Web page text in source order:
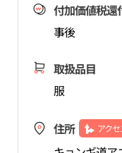
付加価値税還
事後
取扱品目
服
住所 アクセ